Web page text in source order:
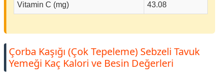
Vitamin C (mg) 43.08
Çorba Kaşığı (Çok Tepeleme) Sebzeli Tavuk
Yemeği Kaç Kalori ve Besin Değerleri